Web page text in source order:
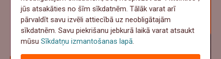
jūs atsakāties no šīm sīkdatnēm. Tālāk varat arī
pārvaldīt savu izvēli attiecībā uz neobligātajām
sīkdatnēm. Savu piekrišanu jebkurā laikā varat atsaukt
mūsuSīkdatņu izmantošanas lapā